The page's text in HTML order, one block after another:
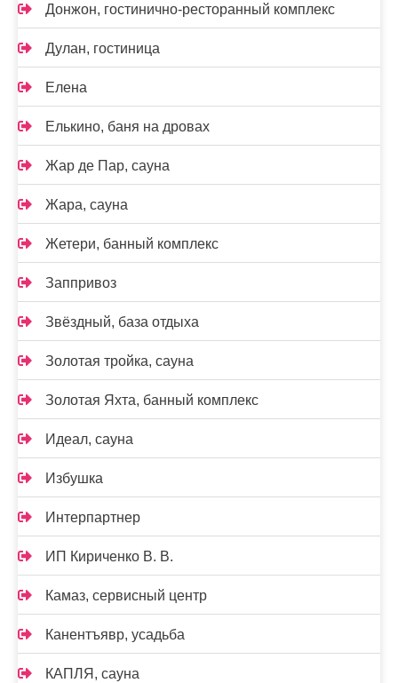
Донжон, гостинично-ресторанный комплекс
Дулан, гостиница
Елена
Елькино, баня на дровах
Жар де Пар, сауна
Жара, сауна
Жетери, банный комплекс
Заппривоз
Звёздный, база отдыха
Золотая тройка, сауна
Золотая Яхта, банный комплекс
Идеал, сауна
Избушка
Интерпартнер
ИП Кириченко В. В.
Камаз, сервисный центр
Канентъявр, усадьба
КАПЛЯ, сауна